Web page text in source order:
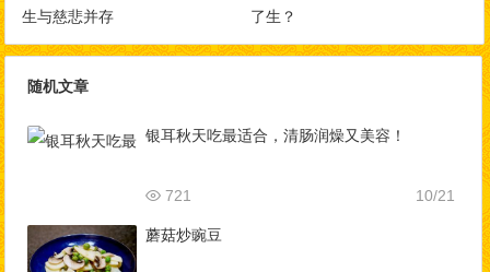
生与慈悲并存
了生？
随机文章
银耳秋天吃最适合，清肠润燥又美容！
10/21
721
蘑菇炒豌豆